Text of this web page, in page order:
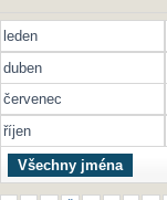
leden
duben
červenec
říjen
Všechny jména